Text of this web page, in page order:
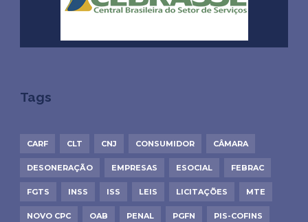
Tags
CARF CLT CNJ CONSUMIDOR CÂMARA
DESONERAÇÃO EMPRESAS ESOCIAL FEBRAC
FGTS INSS ISS LEIS LICITAÇÕES MTE
NOVO CPC OAB PENAL PGFN PIS-COFINS